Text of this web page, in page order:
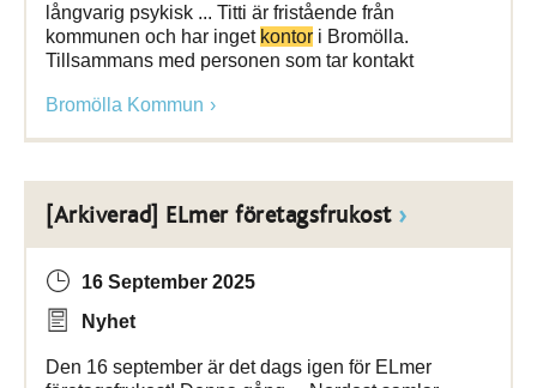
långvarig psykisk ... Titti är fristående från
kommunen och har inget kontor i Bromölla.
Tillsammans med personen som tar kontakt
Bromölla Kommun
[Arkiverad] ELmer företagsfrukost
16 September 2025
Nyhet
Den 16 september är det dags igen för ELmer